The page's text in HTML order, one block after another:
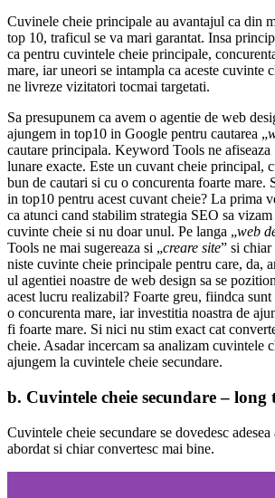
Cuvinele cheie principale au avantajul ca din
top 10, traficul se va mari garantat. Insa
ca pentru cuvintele cheie principale,
mare, iar uneori se intampla ca aceste cuvinte
ne livreze vizitatori tocmai targetati.
Sa presupunem ca avem o agentie de web
ajungem in top10 in Google pentru cautarea „
cautare principala. Keyword Tools ne afiseaza
lunare exacte. Este un cuvant cheie principal,
bun de cautari si cu o concurenta foarte mare.
in top10 pentru acest cuvant cheie? La prima
ca atunci cand stabilim strategia SEO sa
cuvinte cheie si nu doar unul. Pe langa „web
Tools ne mai sugereaza si „creare site” si chiar
niste cuvinte cheie principale pentru care, da,
ul agentiei noastre de web design sa se
acest lucru realizabil? Foarte greu, fiindca
o concurenta mare, iar investitia noastra de
fi foarte mare. Si nici nu stim exact cat
cheie. Asadar incercam sa analizam cuvintele
ajungem la cuvintele cheie secundare.
b. Cuvintele cheie secundare – long
Cuvintele cheie secundare se dovedesc
abordat si chiar convertesc mai bine.